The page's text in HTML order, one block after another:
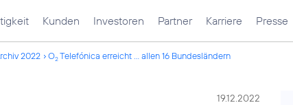
Kunden Investoren Partner Karriere Presse
2022 O2Telefónica erreicht ... allen 16 Bundesländern
19.12.2022